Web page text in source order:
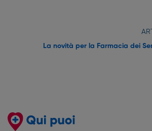
La novità per la Farmacia dei